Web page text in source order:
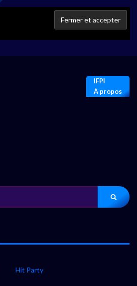
IFPI
À propos